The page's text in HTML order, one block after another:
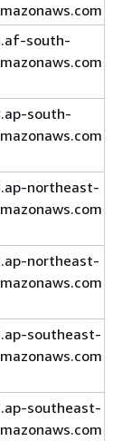
south-
south-
northeast-
northeast-
southeast-
southeast-